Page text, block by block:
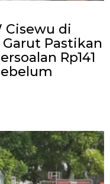
Cisewu di
Pastikan
Rp141